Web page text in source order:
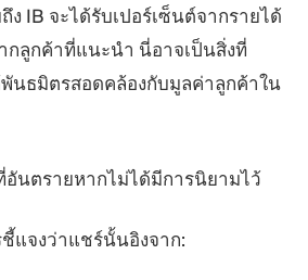
ง IB จะได้รับเปอร์เซ็นต์จากรายได้
กลูกค้าที่แนะนำ นี่อาจเป็นสิ่งที่
นธมิตรสอดคล้องกับมูลค่าลูกค้าใน
อันตรายหากไม่ได้มีการนิยามไว้
แจงว่าแชร์นั้นอิงจาก: